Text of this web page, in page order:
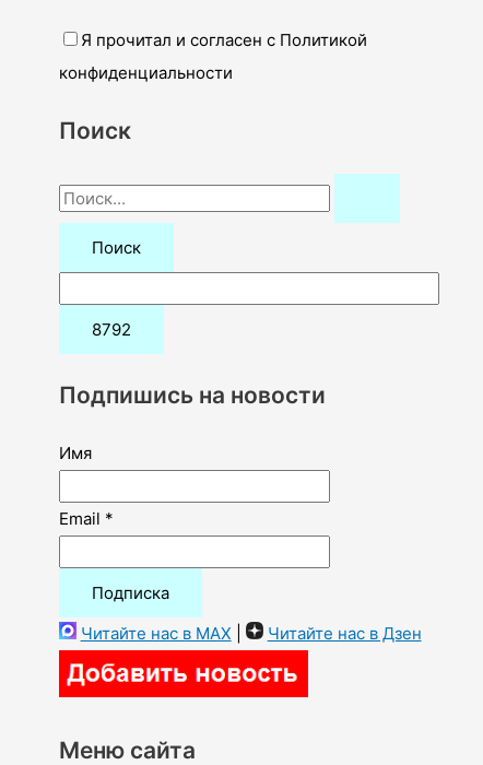
Я прочитал и согласен с Политикой
конфиденциальности
Поиск
П
о
:
Подпишись на новости
Имя
Email *
Читайте нас в MAX Читайте нас в Дзен
Меню сайта